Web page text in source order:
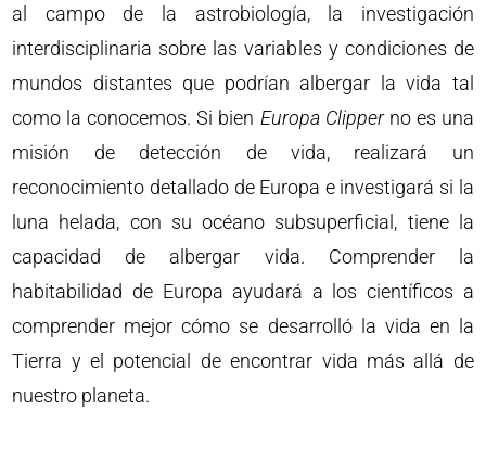
al campo de la astrobiología, la investigación
interdisciplinaria sobre las variables y condiciones de
mundos distantes que podrían albergar la vida tal
como la conocemos. Si bien Europa Clipperno es una
misión de detección de vida, realizará un
reconocimiento detallado de Europa e investigará si la
luna helada, con su océano subsuperficial, tiene la
capacidad de albergar vida. Comprender la
habitabilidad de Europa ayudará a los científicos a
comprender mejor cómo se desarrolló la vida en la
Tierra y el potencial de encontrar vida más allá de
nuestro planeta.